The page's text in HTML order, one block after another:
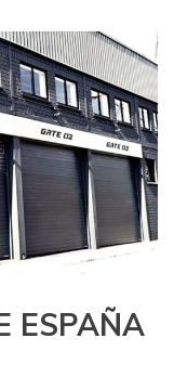
ESPAÑA